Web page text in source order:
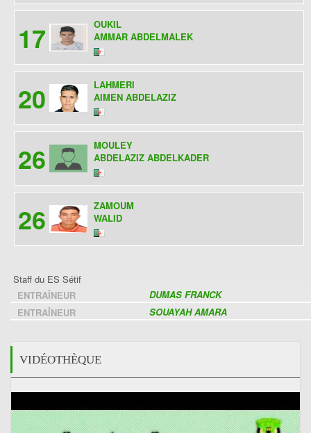
17
OUKIL
AMMAR ABDELMALEK
20
LAHMERI
AIMEN ABDELAZIZ
26
MOULEY
ABDELAZIZ ABDELKADER
26
ZAMOUM
WALID
Staff du ES Sétif
ENTRAÎNEUR
DUMAS FRANCK
ENTRAÎNEUR
SOUAYAH AMARA
VIDÉOTHÈQUE